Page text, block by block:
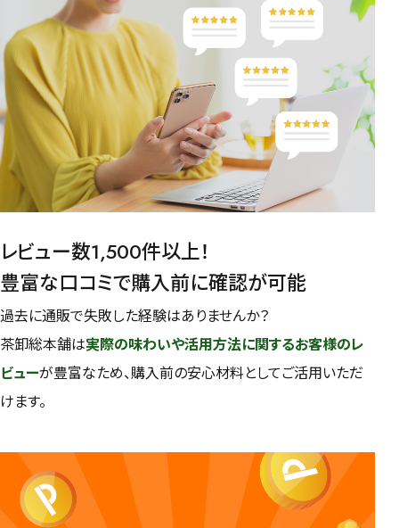
レビュー数1,500件以上！
豊富な口コミで購入前に確認が可能
過去に通販で失敗した経験はありませんか？
茶卸総本舗は実際の味わいや活用方法に関するお客様のレ
ビューが豊富なため、購入前の安心材料としてご活用いただ
けます。